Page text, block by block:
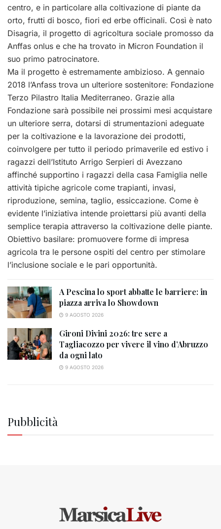
centro, e in particolare alla coltivazione di piante da
orto, frutti di bosco, fiori ed erbe officinali. Così è nato
Disagria, il progetto di agricoltura sociale promosso da
Anffas onlus e che ha trovato in Micron Foundation il
suo primo patrocinatore.
Ma il progetto è estremamente ambizioso. A gennaio
2018 l’Anfass trova un ulteriore sostenitore: Fondazione
Terzo Pilastro Italia Mediterraneo. Grazie alla
Fondazione sarà possibile nei prossimi mesi acquistare
un ulteriore serra, dotarsi di strumentazioni adeguate
per la coltivazione e la lavorazione dei prodotti,
coinvolgere per tutto il periodo primaverile ed estivo i
ragazzi dell’Istituto Arrigo Serpieri di Avezzano
affinché supportino i ragazzi della casa Famiglia nelle
attività tipiche agricole come trapianti, invasi,
riproduzione, semina, taglio, essiccazione. Come è
evidente l’iniziativa intende proiettarsi più avanti della
semplice terapia attraverso la coltivazione delle piante.
Obiettivo basilare: promuovere forme di impresa
agricola tra le persone ospiti del centro per stimolare
l’inclusione sociale e le pari opportunità.
A Pescina lo sport abbatte le barriere: in
piazza arriva lo Showdown
9 AGOSTO 2026
Gironi Divini 2026: tre sere a
Tagliacozzo per vivere il vino d’Abruzzo
da ogni lato
9 AGOSTO 2026
Pubblicità